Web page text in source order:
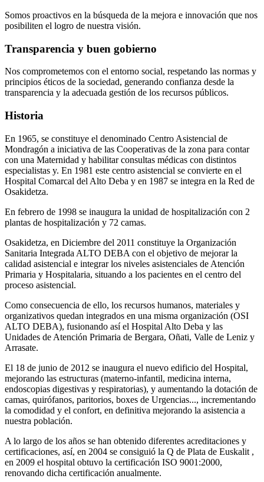
Somos proactivos en la búsqueda de la mejora e innovación que nos
posibiliten el logro de nuestra visión.
Transparencia y buen gobierno
Nos comprometemos con el entorno social, respetando las normas y
principios éticos de la sociedad, generando confianza desde la
transparencia y la adecuada gestión de los recursos públicos.
Historia
En 1965, se constituye el denominado Centro Asistencial de
Mondragón a iniciativa de las Cooperativas de la zona para contar
con una Maternidad y habilitar consultas médicas con distintos
especialistas y. En 1981 este centro asistencial se convierte en el
Hospital Comarcal del Alto Deba y en 1987 se integra en la Red de
Osakidetza.
En febrero de 1998 se inaugura la unidad de hospitalización con 2
plantas de hospitalización y 72 camas.
Osakidetza, en Diciembre del 2011 constituye la Organización
Sanitaria Integrada ALTO DEBA con el objetivo de mejorar la
calidad asistencial e integrar los niveles asistenciales de Atención
Primaria y Hospitalaria, situando a los pacientes en el centro del
proceso asistencial.
Como consecuencia de ello, los recursos humanos, materiales y
organizativos quedan integrados en una misma organización (OSI
ALTO DEBA), fusionando así el Hospital Alto Deba y las
Unidades de Atención Primaria de Bergara, Oñati, Valle de Leniz y
Arrasate.
El 18 de junio de 2012 se inaugura el nuevo edificio del Hospital,
mejorando las estructuras (materno-infantil, medicina interna,
endoscopias digestivas y respiratorias), y aumentando la dotación de
camas, quirófanos, paritorios, boxes de Urgencias..., incrementando
la comodidad y el confort, en definitiva mejorando la asistencia a
nuestra población.
A lo largo de los años se han obtenido diferentes acreditaciones y
certificaciones, así, en 2004 se consiguió la Q de Plata de Euskalit ,
en 2009 el hospital obtuvo la certificación ISO 9001:2000,
renovando dicha certificación anualmente.